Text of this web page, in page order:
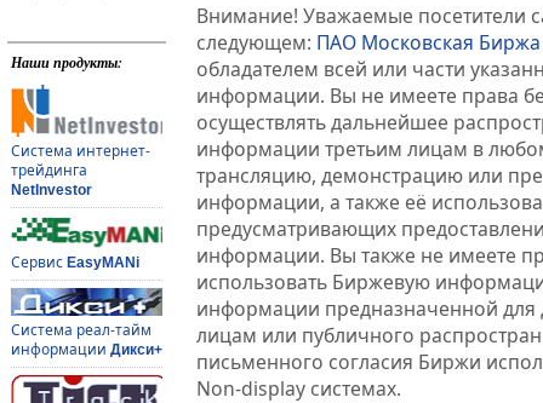
Наши продукты:
Система интернет-
трейдинга
NetInvestor
Сервис EasyMANi
Система реал-тайм
информации Дикси+
Внимание! Уважаемые посетители
следующем: ПАО Московская Биржа
обладателем всей или части
информации. Вы не имеете права
осуществлять дальнейшее
информации третьим лицам в
трансляцию, демонстрацию или
информации, а также её
предусматривающих
информации. Вы также не имеете
использовать Биржевую
информации предназначенной для
лицам или публичного
письменного согласия Биржи
Non-display системах.